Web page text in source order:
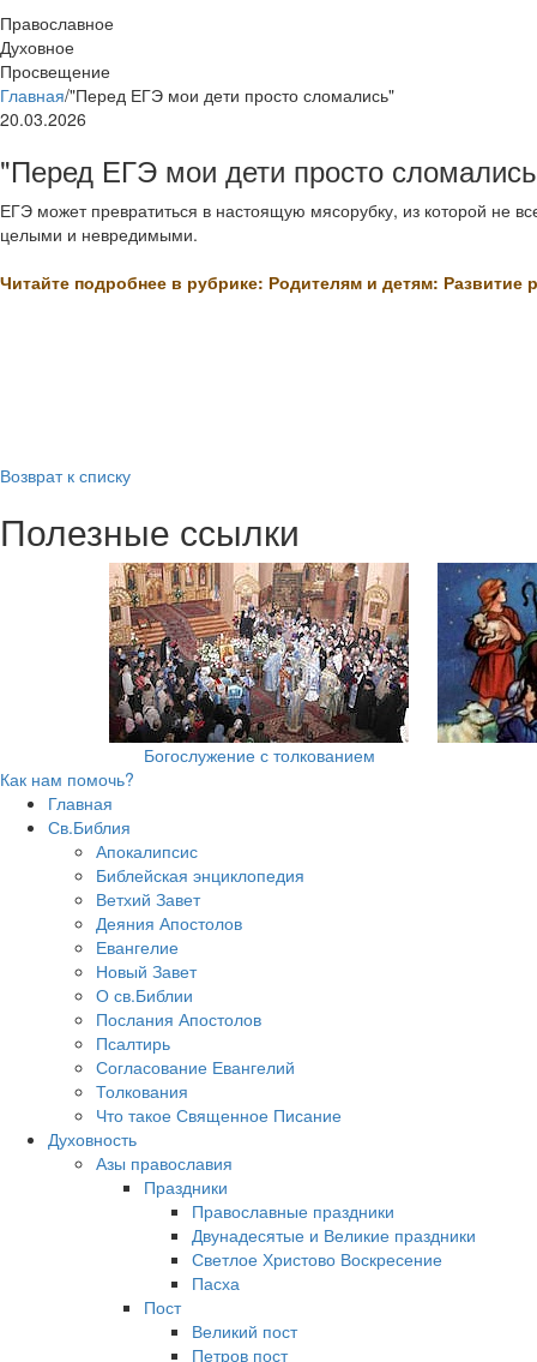
Православное
Духовное
Просвещение
Главная/"Перед ЕГЭ мои дети просто сломались"
20.03.2026
"Перед ЕГЭ мои дети просто
ЕГЭ может превратиться в настоящую мясорубку, из которой не
целыми и невредимыми.
Читайте подробнее в рубрике: Родителям и детям: Развитие
Возврат к списку
Полезные ссылки
Богослужение с толкованием
Как нам помочь?
Главная
Св.Библия
Апокалипсис
Библейская энциклопедия
Ветхий Завет
Деяния Апостолов
Евангелие
Новый Завет
О св.Библии
Послания Апостолов
Псалтирь
Согласование Евангелий
Толкования
Что такое Священное Писание
Духовность
Азы православия
Праздники
Православные праздники
Двунадесятые и Великие праздники
Светлое Христово Воскресение
Пасха
Пост
Великий пост
Петров пост